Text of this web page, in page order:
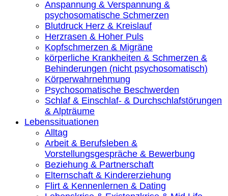
Anspannung & Verspannung &
psychosomatische Schmerzen
Blutdruck Herz & Kreislauf
Herzrasen & Hoher Puls
Kopfschmerzen & Migräne
körperliche Krankheiten & Schmerzen &
Behinderungen (nicht psychosomatisch)
Körperwahrnehmung
Psychosomatische Beschwerden
Schlaf & Einschlaf- & Durchschlafstörungen
& Alpträume
Lebenssituationen
Alltag
Arbeit & Berufsleben &
Vorstellungsgespräche & Bewerbung
Beziehung & Partnerschaft
Elternschaft & Kindererziehung
Flirt & Kennenlernen & Dating